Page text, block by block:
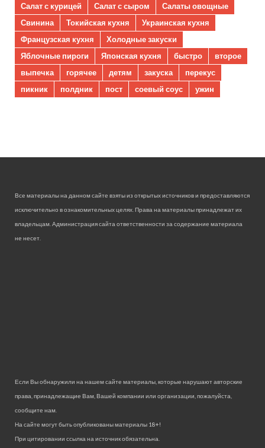
Салат с курицей
Салат с сыром
Салаты овощные
Свинина
Токийская кухня
Украинская кухня
Французская кухня
Холодные закуски
Яблочные пироги
Японская кухня быстро
второе
выпечка
горячее детям закуска
перекус
пикник
полдник пост соевый соус ужин
Все материалы на данном сайте взяты из открытых источников и предоставляются
исключительно в ознакомительных целях. Права на материалы принадлежат их
владельцам. Администрация сайта ответственности за содержание материала
не несет.
Если Вы обнаружили на нашем сайте материалы, которые нарушают авторские
права, принадлежащие Вам, Вашей компании или организации, пожалуйста,
сообщите нам.
На сайте могут быть опубликованы материалы 18+!
При цитировании ссылка на источник обязательна.